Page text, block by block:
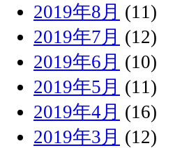
2019年8月 (11)
2019年7月 (12)
2019年6月 (10)
2019年5月 (11)
2019年4月 (16)
2019年3月 (12)